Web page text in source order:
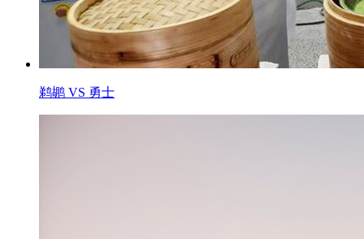
鹈鹕 VS 勇士